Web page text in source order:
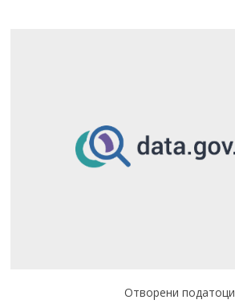
Отворени податоци